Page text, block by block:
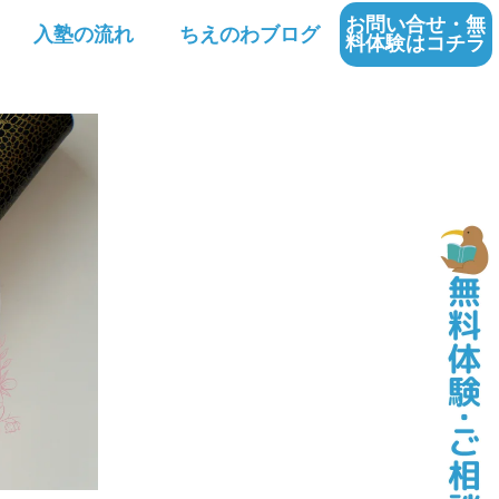
入塾の流れ ちえのわブログ
お問い合せ・無
料体験はコチラ